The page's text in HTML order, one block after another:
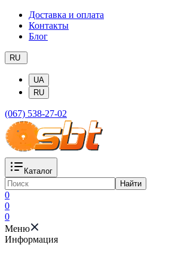
Доставка и оплата
Контакты
Блог
RU
UA
RU
(067) 538-27-02
Каталог
Найти
0
0
0
Меню
Информация